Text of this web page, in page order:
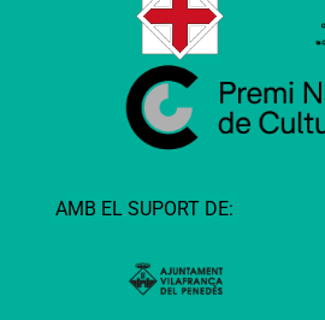
AMB EL SUPORT DE: